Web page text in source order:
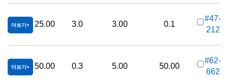
더보기 25.00 3.0 3.00 0.1
#47-
212
더보기 50.00 0.3 5.00 50.00
#62-
662